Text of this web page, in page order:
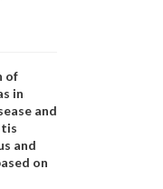
of
in
and
and
on